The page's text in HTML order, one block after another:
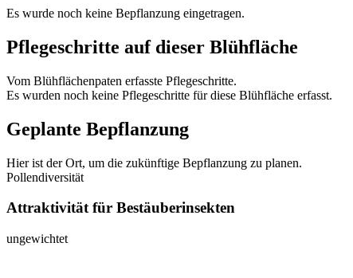
Es wurde noch keine Bepflanzung eingetragen.
Pflegeschritte auf dieser Blühfläche
Vom Blühflächenpaten erfasste Pflegeschritte.
Es wurden noch keine Pflegeschritte für diese Blühfläche erfasst.
Geplante Bepflanzung
Hier ist der Ort, um die zukünftige Bepflanzung zu planen.
Pollendiversität
Attraktivität für Bestäuberinsekten
ungewichtet